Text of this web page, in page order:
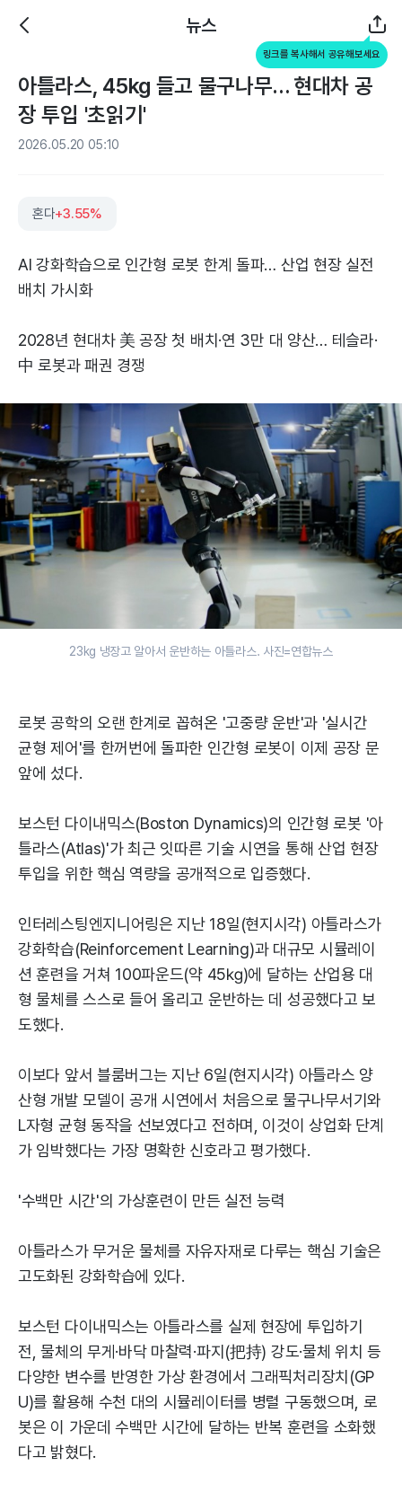
뉴스
링크를 복사해서 공유해보세요
아틀라스, 45kg 들고 물구나무… 현대차 공
장 투입 '초읽기'
2026.05.20 05:10
혼다+3.55%
AI 강화학습으로 인간형 로봇 한계 돌파… 산업 현장 실전
배치 가시화
2028년 현대차 美 공장 첫 배치·연 3만 대 양산… 테슬라·
中 로봇과 패권 경쟁
23kg 냉장고 알아서 운반하는 아틀라스. 사진=연합뉴스
로봇 공학의 오랜 한계로 꼽혀온 '고중량 운반'과 '실시간
균형 제어'를 한꺼번에 돌파한 인간형 로봇이 이제 공장 문
앞에 섰다.
보스턴 다이내믹스(Boston Dynamics)의 인간형 로봇 '아
틀라스(Atlas)'가 최근 잇따른 기술 시연을 통해 산업 현장
투입을 위한 핵심 역량을 공개적으로 입증했다.
인터레스팅엔지니어링은 지난 18일(현지시각) 아틀라스가
강화학습(Reinforcement Learning)과 대규모 시뮬레이
션 훈련을 거쳐 100파운드(약 45㎏)에 달하는 산업용 대
형 물체를 스스로 들어 올리고 운반하는 데 성공했다고 보
도했다.
이보다 앞서 블룸버그는 지난 6일(현지시각) 아틀라스 양
산형 개발 모델이 공개 시연에서 처음으로 물구나무서기와
L자형 균형 동작을 선보였다고 전하며, 이것이 상업화 단계
가 임박했다는 가장 명확한 신호라고 평가했다.
'수백만 시간'의 가상훈련이 만든 실전 능력
아틀라스가 무거운 물체를 자유자재로 다루는 핵심 기술은
고도화된 강화학습에 있다.
보스턴 다이내믹스는 아틀라스를 실제 현장에 투입하기
전, 물체의 무게·바닥 마찰력·파지(把持) 강도·물체 위치 등
다양한 변수를 반영한 가상 환경에서 그래픽처리장치(GP
U)를 활용해 수천 대의 시뮬레이터를 병렬 구동했으며, 로
봇은 이 가운데 수백만 시간에 달하는 반복 훈련을 소화했
다고 밝혔다.